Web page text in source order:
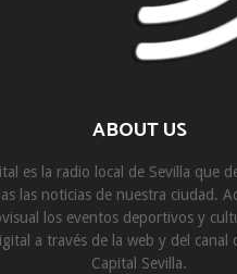
ABOUT US
es la radio local de Sevilla que
las noticias de nuestra ciudad.
los eventos deportivos y
a través de la web y del canal
Capital Sevilla.